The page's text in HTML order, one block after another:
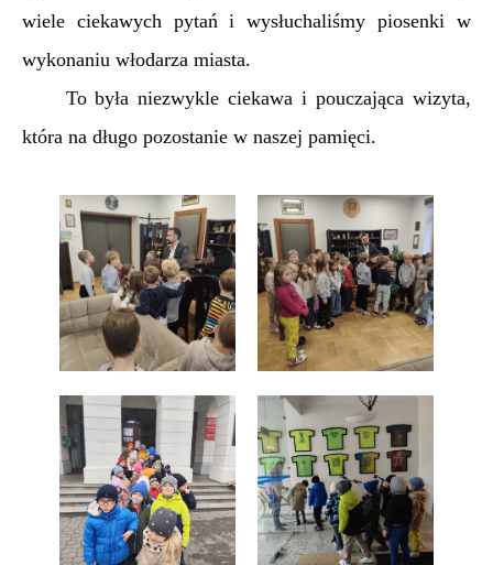
wiele ciekawych pytań i wysłuchaliśmy piosenki w
wykonaniu włodarza miasta.
To była niezwykle ciekawa i pouczająca wizyta,
która na długo pozostanie w naszej pamięci.